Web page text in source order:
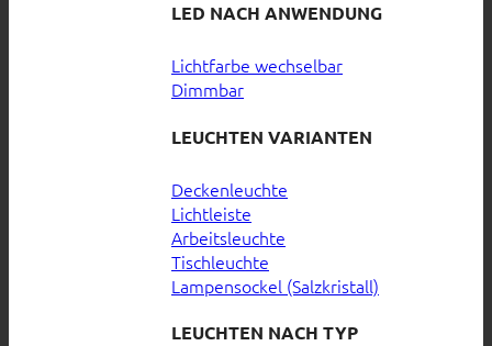
LED NACH ANWENDUNG
Lichtfarbe wechselbar
Dimmbar
LEUCHTEN VARIANTEN
Deckenleuchte
Lichtleiste
Arbeitsleuchte
Tischleuchte
Lampensockel (Salzkristall)
LEUCHTEN NACH TYP